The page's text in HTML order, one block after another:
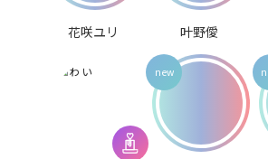
花咲ユリ 叶野僾